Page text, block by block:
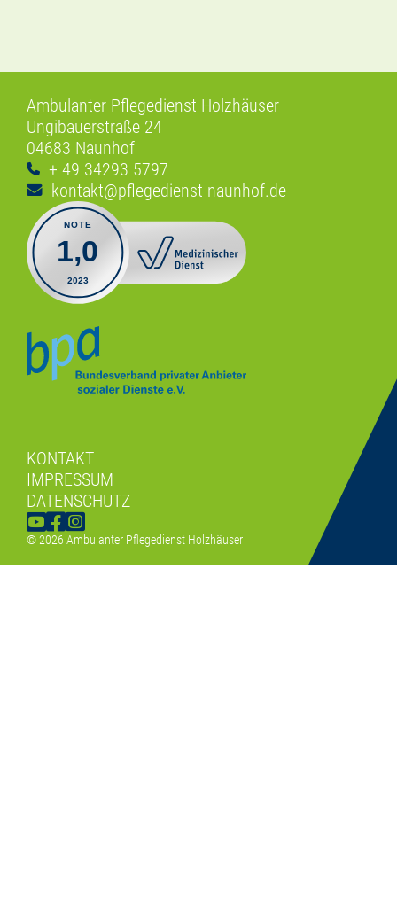
Ambulanter Pflegedienst Holzhäuser
Ungibauerstraße 24
04683 Naunhof
+ 49 34293 5797
kontakt@pflegedienst-naunhof.de
© 2026 Ambulanter Pflegedienst Holzhäuser
KONTAKT
IMPRESSUM
DATENSCHUTZ